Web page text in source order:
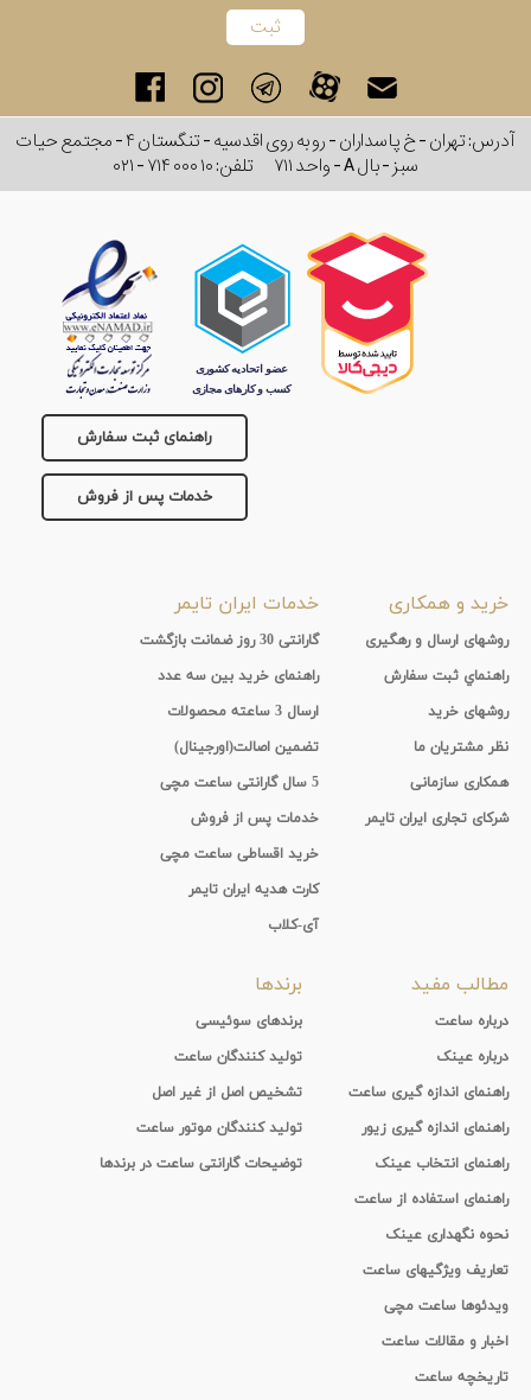
آدرس: تهران - خ پاسداران - رو به روی اقدسیه - تنگستان ۴ - مجتمع حیات
سبز - بال A - واحد ۷۱۱
تلفن:۰۲۱ - ۷۱۴ ۰۰۰ ۱۰
راهنمای ثبت سفارش
خدمات پس از فروش
خرید و همکاری
روشهای ارسال و رهگیری
راهنماي ثبت سفارش
روشهای خرید
نظر مشتریان ما
همکاری سازمانی
شرکای تجاری ایران تایمر
خدمات ایران تایمر
گارانتی 30 روز ضمانت بازگشت
راهنمای خرید بین سه عدد
ارسال 3 ساعته محصولات
تضمین اصالت(اورجینال)
5 سال گارانتی ساعت مچی
خدمات پس از فروش
خرید اقساطی ساعت مچی
کارت هدیه ایران تایمر
آی-کلاب
مطالب مفید
درباره ساعت
درباره عینک
راهنمای اندازه گیری ساعت
راهنمای اندازه گیری زیور
راهنمای انتخاب عینک
راهنمای استفاده از ساعت
نحوه نگهداری عینک
تعاریف ویژگیهای ساعت
ویدئوها ساعت مچی
اخبار و مقالات ساعت
تاریخچه ساعت
برندها
برندهای سوئیسی
تولید کنندگان ساعت
تشخیص اصل از غیر اصل
تولید کنندگان موتور ساعت
توضیحات گارانتی ساعت در برندها